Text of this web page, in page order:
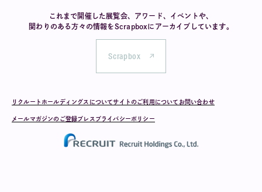
これまで開催した展覧会、アワード、イベントや、
関わりのある方々の情報をScrapboxにアーカイブしています。
Scrapbox
リクルートホールディングスについてサイトのご利用について お問い合わせ
メールマガジンのご登録プレス プライバシーポリシー